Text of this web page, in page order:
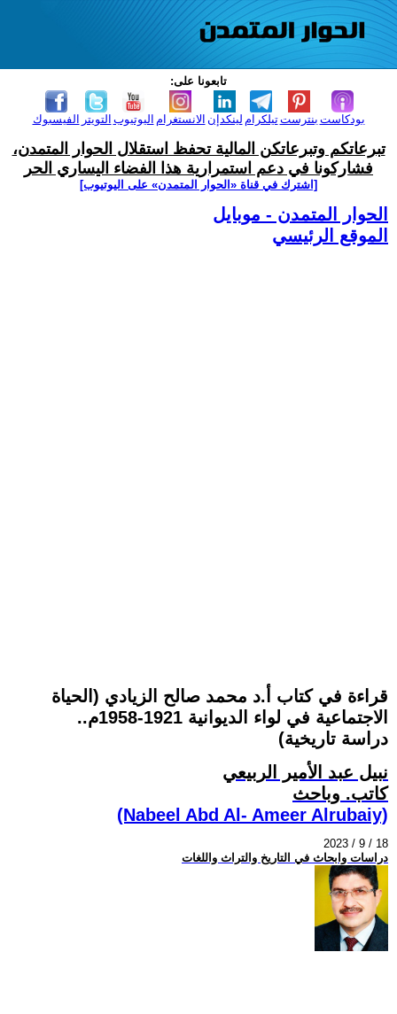
تابعونا على:
الفيسبوك التويتر اليوتيوب الانستغرام لينكدإن تيلكرامبنترست بودكاست
تبرعاتكم وتبرعاتكن المالية تحفظ استقلال الحوار المتمدن،
فشاركونا في دعم استمرارية هذا الفضاء اليساري الحر
[اشترك في قناة ‫«الحوار المتمدن» على اليوتيوب]
الحوار المتمدن - موبايل
الموقع الرئيسي
قراءة في كتاب أ.د محمد صالح الزيادي (الحياة
الاجتماعية في لواء الديوانية 1921-1958م..
دراسة تاريخية)
نبيل عبد الأمير الربيعي
كاتب. وباحث
(Nabeel Abd Al- Ameer Alrubaiy)
2023 / 9 / 18
دراسات وابحاث في التاريخ والتراث واللغات